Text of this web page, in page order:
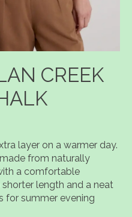
CREEK
layer on a warmer day.
from naturally
a comfortable
length and a neat
for summer evening